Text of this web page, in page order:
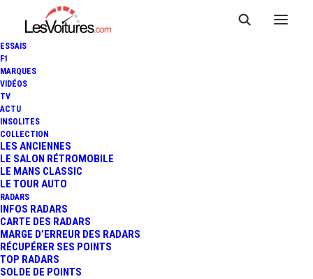
ESSAIS
F1
MARQUES
VIDÉOS
TV
ACTU
INSOLITES
COLLECTION
LES ANCIENNES
LE SALON RÉTROMOBILE
LE MANS CLASSIC
LE TOUR AUTO
RADARS
INFOS RADARS
CARTE DES RADARS
MARGE D’ERREUR DES RADARS
RÉCUPÉRER SES POINTS
TOP RADARS
SOLDE DE POINTS
LAMBORGHINI AVENTADOR
LP 780-4 ULTIMAE : DERNIER
V12 ATMOSPHÉRIQUE
3 Minutes